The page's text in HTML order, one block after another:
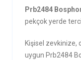
Prb2484
pekçok yerde
Kişisel zevkinize,
uygun Prb2484